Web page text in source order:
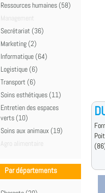
Ressources humaines (58)
Management
Secrétariat (36)
Marketing (2)
Informatique (64)
Logistique (6)
Transport (6)
Soins esthétiques (11)
Entretien des espaces
verts (10)
Soins aux animaux (19)
Agro alimentaire
Par départements